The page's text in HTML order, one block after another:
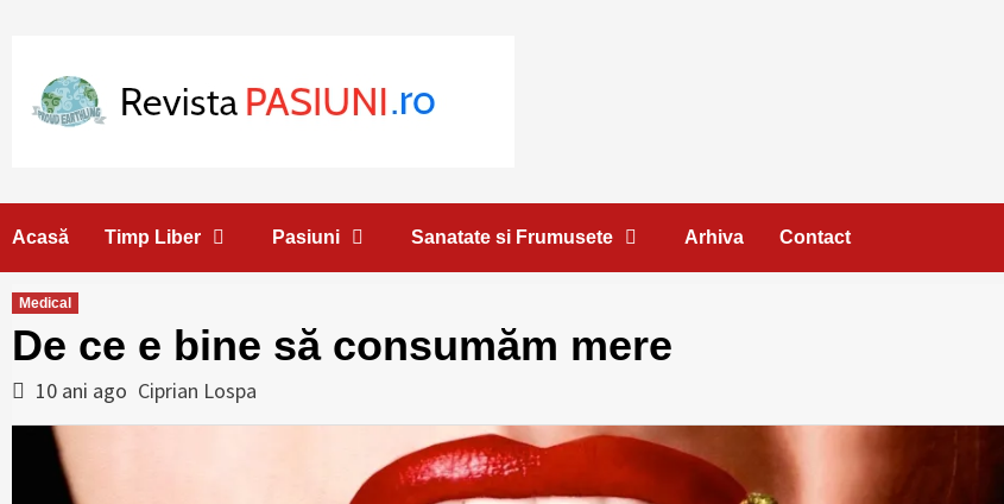
content
Acasă Timp Liber Pasiuni Sanatate si Frumusete Arhiva Contact
Medical
De ce e bine să consumăm mere
10 ani ago Ciprian Lospa